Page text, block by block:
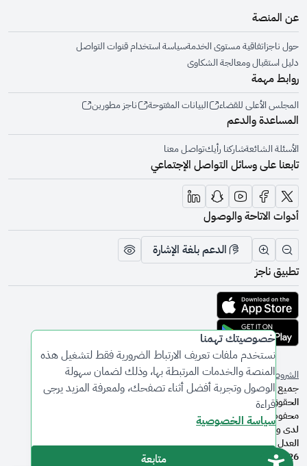
خصوصيتك تهمنا
نستخدم ملفات تعريف الارتباط الضرورية فقط لتشغيل هذه
المنصة والخدمات المرتبطة بها، وذلك لضمان سهولة
الوصول وتجربة أفضل أثناء تصفحك، ولمعرفة المزيد يرجى
قراءة
سياسة الخصوصية
متابعة
عن المنصة
حول ناجزاتفاقية مستوى الخدمةسياسة استخدام قنوات التواصل
دليل استقبال ومعالجة الشكاوى
روابط مهمة
المجلس الأعلى للقضاء البيانات المفتوحة ناجز مطورين
المساعدة والدعم
الأسئلة الشائعةشاركنا رأيكتواصل معنا
تابعنا على وسائل التواصل الإجتماعي
أدوات الاتاحة والوصول
تقليل الرؤية وحجم الخطزيادة الرؤية وحجم الخط الدعم بلغة الإشارة
تبديل المظهر
تطبيق ناجز
تحميل التطبيق من متجر أبل
تحميل التطبيق من متجر جوجل
الشروط والأحكامسياسة الخصوصية
جميع
الحقوق
محفوظة
لدى وزارة
العدل ©
2026